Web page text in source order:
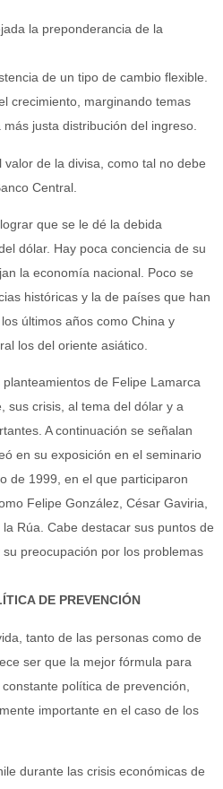
la preponderancia de la
de un tipo de cambio flexible.
crecimiento, marginando temas
justa distribución del ingreso.
de la divisa, como tal no debe
Central.
que se le dé la debida
dólar. Hay poca conciencia de su
la economía nacional. Poco se
históricas y la de países que han
últimos años como China y
los del oriente asiático.
de Felipe Lamarca
sus crisis, al tema del dólar y a
A continuación se señalan
en su exposición en el seminario
de 1999, en el que participaron
Felipe González, César Gaviria,
Rúa. Cabe destacar sus puntos de
preocupación por los problemas
DE PREVENCIÓN
tanto de las personas como de
ser que la mejor fórmula para
política de prevención,
importante en el caso de los
durante las crisis económicas de